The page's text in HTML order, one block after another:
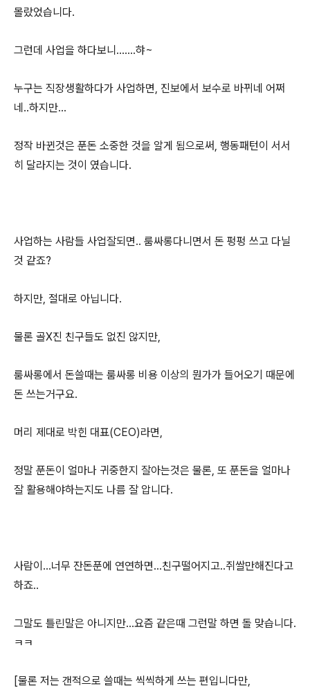
몰랐었습니다.
그런데 사업을 하다보니.......햐~
누구는 직장생활하다가 사업하면, 진보에서 보수로 바뀌네 어쩌
네..하지만...
정작 바뀐것은 푼돈 소중한 것을 알게 됨으로써, 행동패턴이 서서
히 달라지는 것이 였습니다.
사업하는 사람들 사업잘되면.. 룸싸롱다니면서 돈 펑펑 쓰고 다닐
것 같죠?
하지만, 절대로 아닙니다.
물론 골X진 친구들도 없진 않지만,
룸싸롱에서 돈쓸때는 룸싸롱 비용 이상의 뭔가가 들어오기 때문에
돈 쓰는거구요.
머리 제대로 박힌 대표(CEO)라면,
정말 푼돈이 얼마나 귀중한지 잘아는것은 물론, 또 푼돈을 얼마나
잘 활용해야하는지도 나름 잘 압니다.
사람이...너무 잔돈푼에 연연하면...친구떨어지고..쥐쌀만해진다고
하죠..
그말도 틀린말은 아니지만...요즘 같은때 그런말 하면 돌 맞습니다.
ㅋㅋ
[물론 저는 갠적으로 쓸때는 씩씩하게 쓰는 편입니다만,